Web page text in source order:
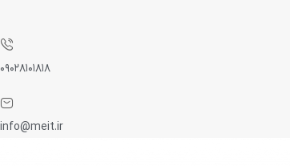
۰۹۰۲۸۱۰۱۸۱۸
info@meit.ir